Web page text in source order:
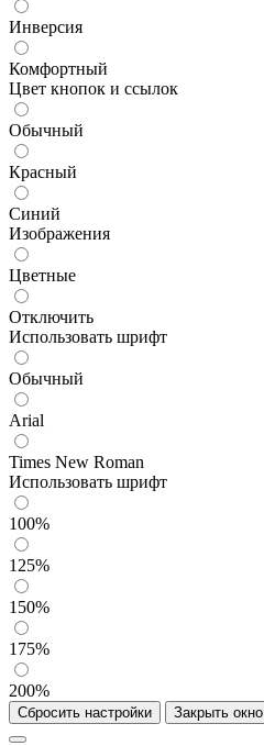
Инверсия
Комфортный
Цвет кнопок и ссылок
Обычный
Красный
Синий
Изображения
Цветные
Отключить
Использовать шрифт
Обычный
Arial
Times New Roman
Использовать шрифт
100%
125%
150%
175%
200%
Сбросить настройки Закрыть окно